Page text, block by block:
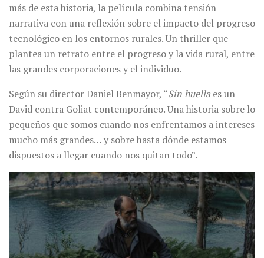
más de esta historia, la película combina tensión
narrativa con una reflexión sobre el impacto del progreso
tecnológico en los entornos rurales. Un thriller que
plantea un retrato entre el progreso y la vida rural, entre
las grandes corporaciones y el individuo.
Según su director Daniel Benmayor, “Sin huella es un
David contra Goliat contemporáneo. Una historia sobre lo
pequeños que somos cuando nos enfrentamos a intereses
mucho más grandes… y sobre hasta dónde estamos
dispuestos a llegar cuando nos quitan todo”.